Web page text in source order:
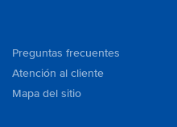
Preguntas frecuentes
Atención al cliente
Mapa del sitio